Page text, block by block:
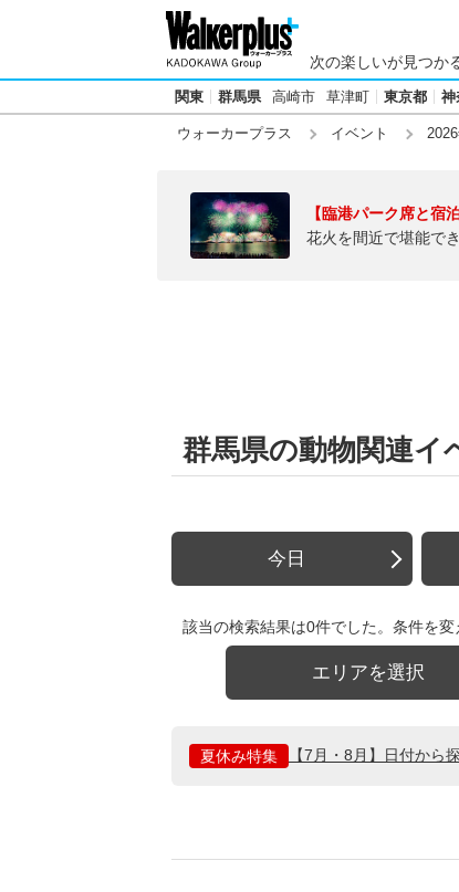
次の楽しいが見つか
関東 群馬県 高崎市 草津町 東京都 神
ウォーカープラス イベント
【臨港パーク席と宿
花火を間近で堪能で
群馬県の動物関連イ
今日
該当の検索結果は0件でした。条件を変
エリアを選択
夏休み特集 【7月・8月】日付から